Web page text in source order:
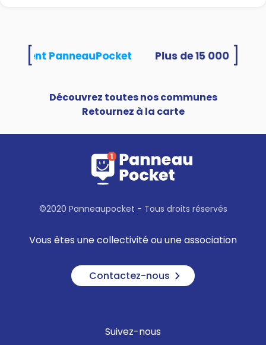
PanneauPocket
Découvrez toutes nos communes
Retournez à la carte
©2020 Panneaupocket - Tous droits réservés
Vous êtes une collectivité ou une association
Contactez-nous
Suivez-nous